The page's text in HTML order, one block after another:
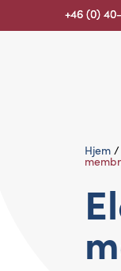
+46 (0)
Hjem /